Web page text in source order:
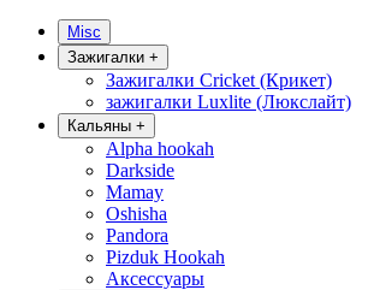
Misc
Зажигалки +
Зажигалки Cricket (Крикет)
зажигалки Luxlite (Люкслайт)
Кальяны +
Alpha hookah
Darkside
Mamay
Oshisha
Pandora
Pizduk Hookah
Аксессуары